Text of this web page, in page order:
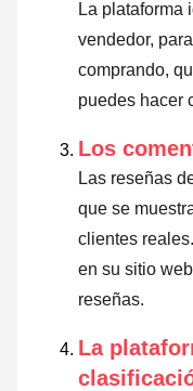
La plataforma
vendedor,
comprando,
puedes hacer
Los
Las reseñas
que se
clientes
en su sitio
reseñas.
La